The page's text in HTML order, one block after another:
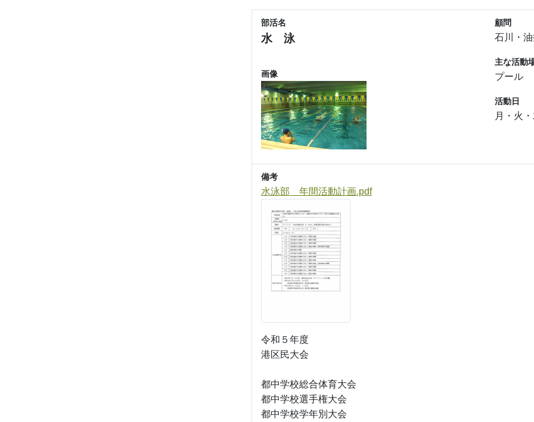
部活名
水 泳
画像
顧問
石川・
主な活動
プール
活動日
月・火
備考
水泳部 年間活動計画.pdf
令和５年度
港区民大会
都中学校総合体育大会
都中学校選手権大会
都中学校学年別大会